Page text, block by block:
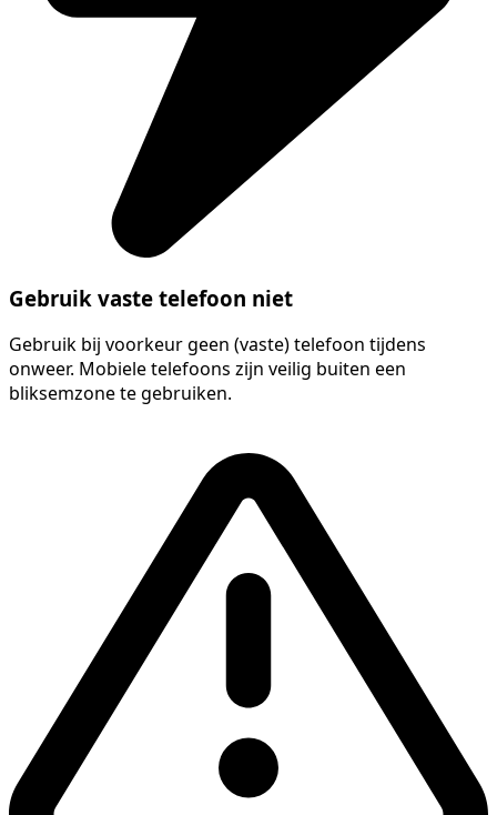
Gebruik vaste telefoon niet
Gebruik bij voorkeur geen (vaste) telefoon tijdens
onweer. Mobiele telefoons zijn veilig buiten een
bliksemzone te gebruiken.